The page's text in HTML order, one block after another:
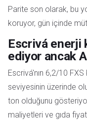
Parite son olarak, bu
koruyor, gün içinde
Escrivá enerji
ediyor ancak
Escrivá'nın 6,2/10
seviyesinin üzerinde
ton olduğunu
maliyetleri ve gıda